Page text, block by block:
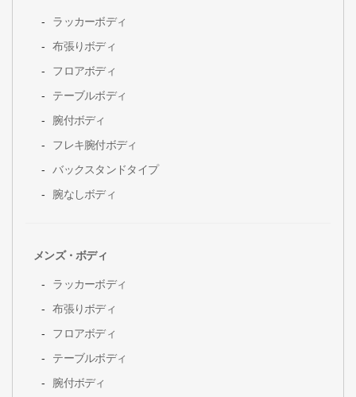
ラッカーボディ
布張りボディ
フロアボディ
テーブルボディ
腕付ボディ
フレキ腕付ボディ
バックスタンドタイプ
腕なしボディ
メンズ・ボディ
ラッカーボディ
布張りボディ
フロアボディ
テーブルボディ
腕付ボディ